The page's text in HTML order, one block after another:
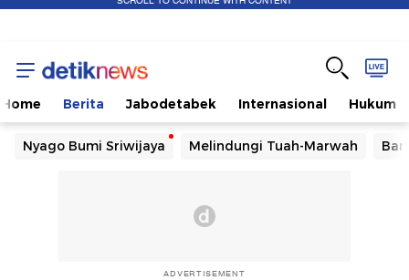
Home Berita Jabodetabek Internasional Hukum
Nyago Bumi Sriwijaya Melindungi Tuah-Marwah
ADVERTISEMENT